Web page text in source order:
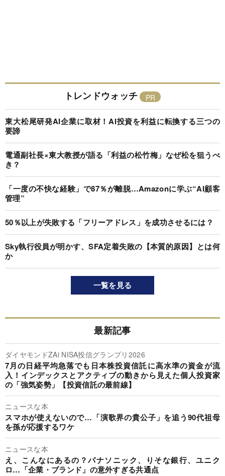
トレンドウォッチ
東大松尾研発AI企業に取材！AI投資を利益に転換する三つの
要諦
電通副社長×東大教授が語る「利益の松竹梅」なぜ松を狙うべ
き？
「一度の不快な経験」で87％が離脱…Amazonに学ぶ“AI顧客
管理”
50％以上が失敗する「フリーアドレス」を成功させるには？
Sky執行役員が明かす、SFA定着失敗の【本質的原因】とは何
か
一覧を見る
最新記事
ダイヤモンドZAi NISA投信グランプリ2026
7月の日経平均急落でも日本株投資信託に高水準の資金が流
入！インデックスとアクティブの動きから見えた個人投資家
の「強気姿勢」【投資信託の最前線】
ニュースな本
スマホが使えないので…「演歌界の貴公子」を追う90代祖母
を孫が応援するワケ
ニュースな本
え、こんなにあるの？パナソニック、りそな銀行、ユニク
ロ…「企業・ブランド」の意外すぎる共通点